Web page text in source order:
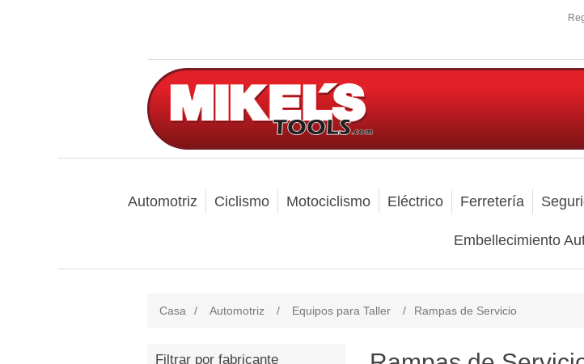
Automotriz Ciclismo Motociclismo Eléctrico Ferretería
Embellecimiento
Casa / Automotriz / Equipos para Taller / Rampas de Servicio
Filtrar por fabricante